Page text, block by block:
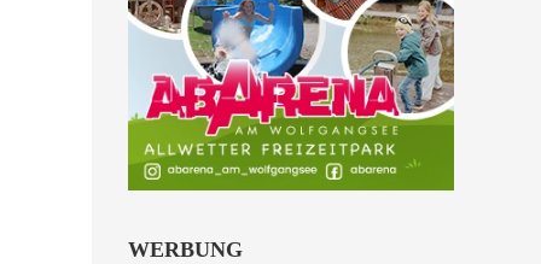
WERBUNG